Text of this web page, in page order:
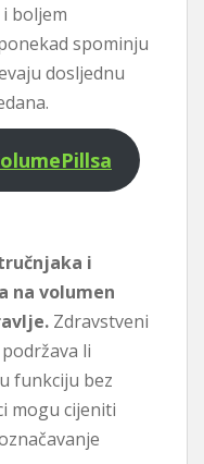
boljem
spominju
dosljednu
i
na volumen
Zdravstveni
li
funkciju bez
mogu cijeniti